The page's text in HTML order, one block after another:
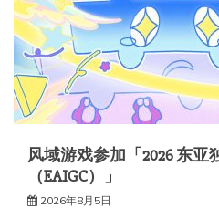
风域游戏参加「2026 东亚
（EAIGC）」
2026年8月5日